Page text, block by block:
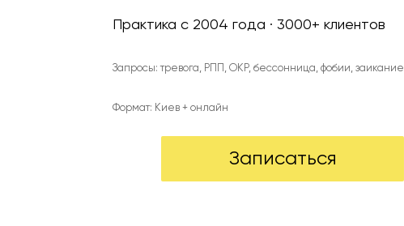
Практика с 2004 года · 3000+ клиентов
Запросы: тревога, РПП, ОКР, бессонница, фобии, заикание
Формат: Киев + онлайн
Записаться